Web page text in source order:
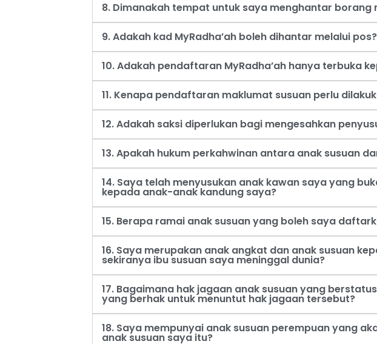
8. Dimanakah tempat untuk saya menghantar borang
9. Adakah kad MyRadha’ah boleh dihantar melalui pos?
10. Adakah pendaftaran MyRadha’ah hanya terbuka
11. Kenapa pendaftaran maklumat susuan perlu
12. Adakah saksi diperlukan bagi mengesahkan
13. Apakah hukum perkahwinan antara anak susuan
14. Saya telah menyusukan anak kawan saya yang
kepada anak-anak kandung saya?
15. Berapa ramai anak susuan yang boleh saya
16. Saya merupakan anak angkat dan anak susuan
sekiranya ibu susuan saya meninggal dunia?
17. Bagaimana hak jagaan anak susuan yang
yang berhak untuk menuntut hak jagaan tersebut?
18. Saya mempunyai anak susuan perempuan yang
anak susuan saya itu?